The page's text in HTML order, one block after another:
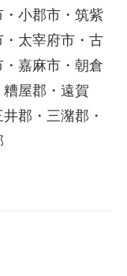
小郡市・筑紫
太宰府市・古
嘉麻市・朝倉
屋郡・遠賀
郡・三潴郡・